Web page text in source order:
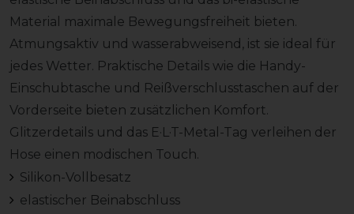
Material maximale Bewegungsfreiheit bieten.
Atmungsaktiv und wasserabweisend, ist sie ideal für
jedes Wetter. Praktische Details wie die Handy-
Einschubtasche und Reißverschlusstaschen auf der
Vorderseite bieten zusätzlichen Komfort.
Glitzerdetails und das E·L·T-Metal-Tag verleihen der
Hose einen modischen Touch.
Silikon-Vollbesatz
elastischer Beinabschluss